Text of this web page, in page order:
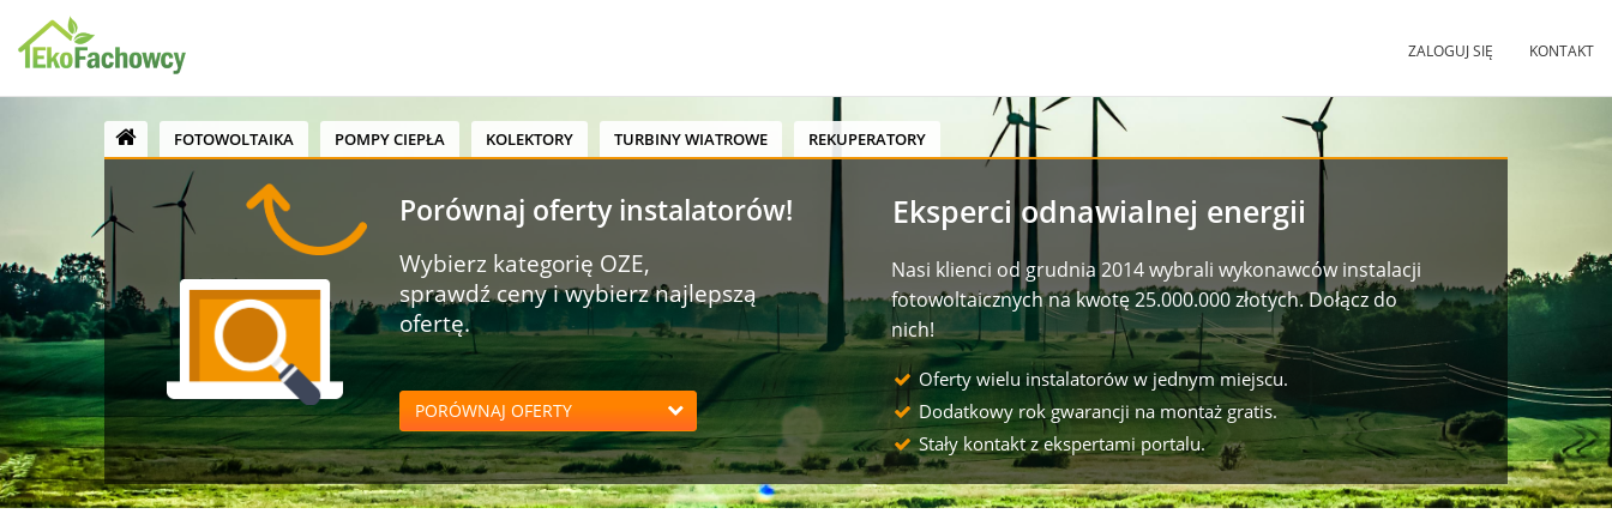
ZALOGUJ SIĘ KONTAKT
FOTOWOLTAIKA POMPY CIEPŁA KOLEKTORY TURBINY WIATROWE REKUPERATORY
Porównaj oferty instalatorów!
Wybierz kategorię OZE,
sprawdź ceny i wybierz najlepszą
ofertę.
PORÓWNAJ OFERTY
Eksperci odnawialnej energii
Nasi klienci od grudnia 2014 wybrali wykonawców instalacji
fotowoltaicznych na kwotę 25.000.000 złotych. Dołącz do
nich!
Oferty wielu instalatorów w jednym miejscu.
Dodatkowy rok gwarancjina montaż gratis.
Stały kontakt z ekspertami portalu.